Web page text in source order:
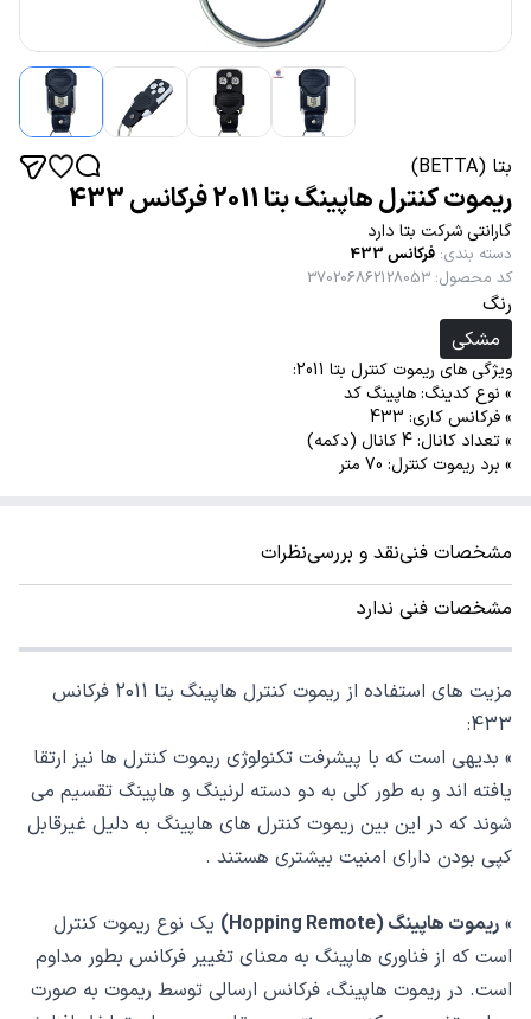
بتا (BETTA)
ریموت کنترل هاپینگ بتا 2011 فرکانس 433
گارانتی شرکت بتا دارد
دسته بندی: فرکانس 433
کد محصول:
370206862128053
رنگ
مشکی
ویژگی های ریموت کنترل بتا 2011:
» نوع کدینگ: هاپینگ کد
» فرکانس کاری: 433
» تعداد کانال: 4 کانال (دکمه)
» برد ریموت کنترل: 70 متر
مشخصات فنینقد و بررسینظرات
مشخصات فنی ندارد
مزیت های استفاده از ریموت کنترل هاپینگ بتا 2011 فرکانس
433:
» بدیهی است که با پیشرفت تکنولوژی ریموت کنترل ها نیز ارتقا
یافته اند و به طور کلی به دو دسته لرنینگ و هاپینگ تقسیم می
شوند که در این بین ریموت کنترل های هاپینگ به دلیل غیرقابل
کپی بودن دارای امنیت بیشتری هستند .
» ریموت هاپینگ (Hopping Remote)
یک نوع ریموت کنترل
است که از فناوری هاپینگ به معنای تغییر فرکانس بطور مداوم
است. در ریموت هاپینگ، فرکانس ارسالی توسط ریموت به صورت